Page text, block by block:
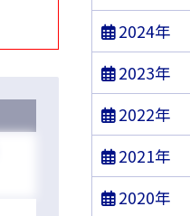
2024年
2023年
2022年
2021年
2020年